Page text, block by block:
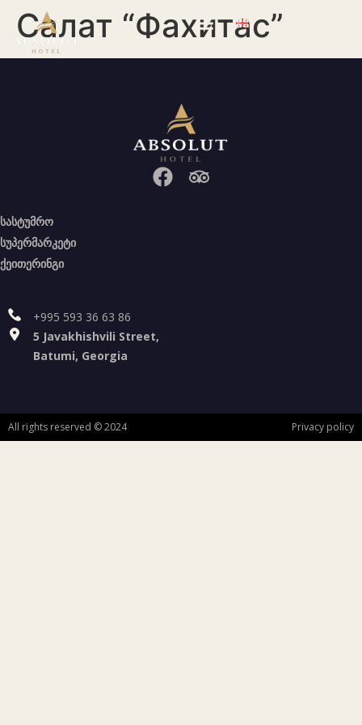
Салат “Фахитас”
სასტუმრო
სუპერმარკეტი
ქეითერინგი
+995 593 36 63 86
5 Javakhishvili Street,
Batumi, Georgia
All rights reserved © 2024 Privacy policy